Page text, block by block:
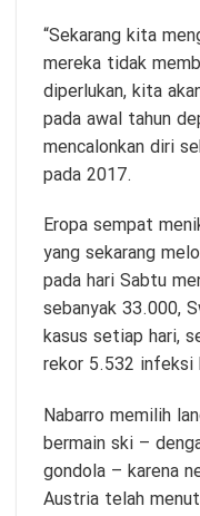
“Sekarang kita
mereka tidak
diperlukan, kita
pada awal tahun
mencalonkan diri
pada 2017.
Eropa sempat
yang sekarang
pada hari Sabtu
sebanyak 33.000,
kasus setiap hari,
rekor 5.532 infeksi
Nabarro memilih
bermain ski –
gondola – karena
Austria telah